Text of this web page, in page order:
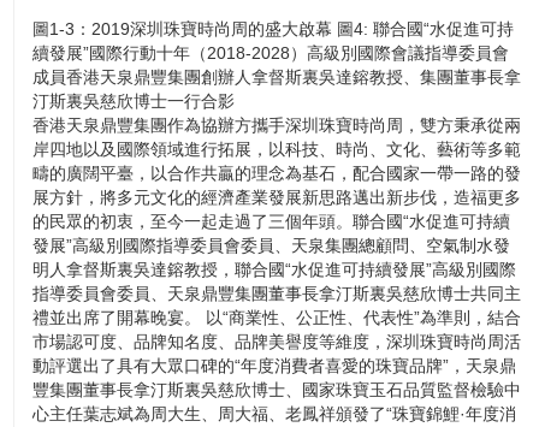
會、深圳國際珠寶展組委會、時尚芭莎、香港珠寶製造業廠商會、
MetalsFocus主辦；香港天泉鼎豐集團、Forevermark永恆印記、
宮喜禮、番禺珠寶廠商會協辦，深圳市澤木文化傳播有限公司承辦
並總策劃執行，眾多領導嘉賓、品牌企業代表、時尚行業精英近
500人齊聚一堂，鑒證行業盛事，共賀2019深圳珠寶時尚周的盛大
啟幕。
圖1-3：2019深圳珠寶時尚周的盛大啟幕 圖4: 聯合國“水促進可持
續發展”國際行動十年（2018-2028）高級別國際會議指導委員會
成員香港天泉鼎豐集團創辦人拿督斯裏吳達鎔教授、集團董事長拿
汀斯裏吳慈欣博士一行合影
香港天泉鼎豐集團作為協辦方攜手深圳珠寶時尚周，雙方秉承從兩
岸四地以及國際領域進行拓展，以科技、時尚、文化、藝術等多範
疇的廣闊平臺，以合作共贏的理念為基石，配合國家一帶一路的發
展方針，將多元文化的經濟產業發展新思路邁出新步伐，造福更多
的民眾的初衷，至今一起走過了三個年頭。聯合國“水促進可持續
發展”高級別國際指導委員會委員、天泉集團總顧問、空氣制水發
明人拿督斯裏吳達鎔教授，聯合國“水促進可持續發展”高級別國際
指導委員會委員、天泉鼎豐集團董事長拿汀斯裏吳慈欣博士共同主
禮並出席了開幕晚宴。 以“商業性、公正性、代表性”為準則，結合
市場認可度、品牌知名度、品牌美譽度等維度，深圳珠寶時尚周活
動評選出了具有大眾口碑的“年度消費者喜愛的珠寶品牌”，天泉鼎
豐集團董事長拿汀斯裏吳慈欣博士、國家珠寶玉石品質監督檢驗中
心主任葉志斌為周大生、周大福、老鳳祥頒發了“珠寶錦鯉·年度消